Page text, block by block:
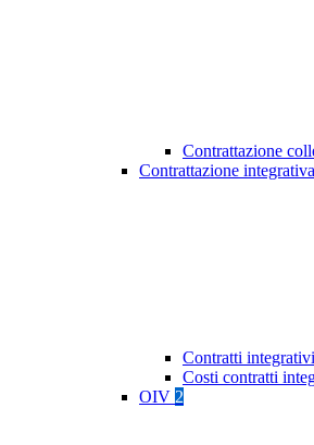
Contrattazione
Contrattazione integrativa
Contratti integrativi
Costi contratti
OIV 2